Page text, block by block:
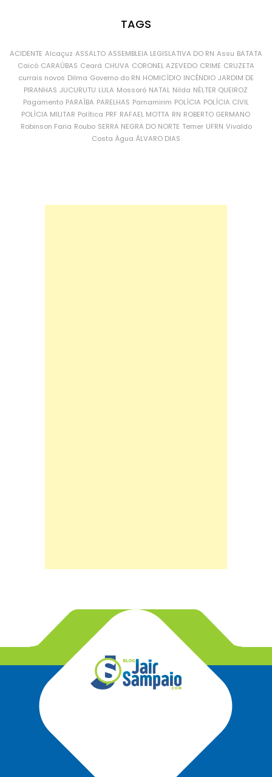
TAGS
ACIDENTE Alcaçuz ASSALTO ASSEMBLEIA LEGISLATIVA DO RN Assu BATATA
Caicó CARAÚBAS Ceará CHUVA CORONEL AZEVEDO CRIME CRUZETA
currais novos Dilma Governo do RN HOMICÍDIO INCÊNDIO JARDIM DE
PIRANHAS JUCURUTU LULA Mossoró NATAL Nilda NÉLTER QUEIROZ
Pagamento PARAÍBA PARELHAS Parnamirim POLÍCIA POLÍCIA CIVIL
POLÍCIA MILITAR Política PRF RAFAEL MOTTA RN ROBERTO GERMANO
Robinson Faria Roubo SERRA NEGRA DO NORTE Temer UFRN Vivaldo
Costa Água ÁLVARO DIAS